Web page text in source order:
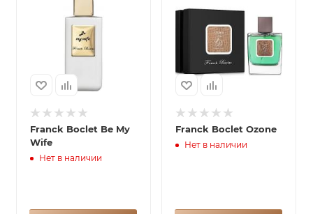
Franck Boclet Be My
Wife
Нет в наличии
Franck Boclet Ozone
Нет в наличии